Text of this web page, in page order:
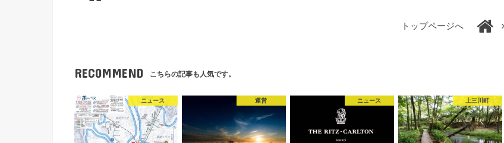
トップページへ
RECOMMEND こちらの記事も人気です。
ニュース 運営 ニュース 上三川町